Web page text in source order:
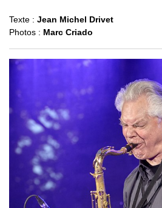
Texte : Jean Michel Drivet
Photos : Marc Criado